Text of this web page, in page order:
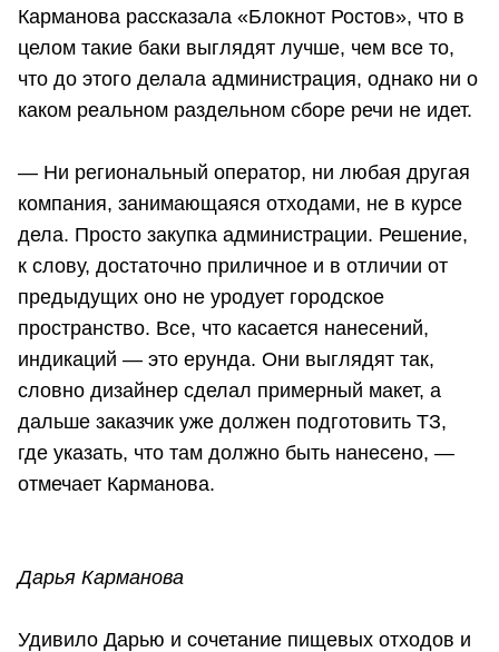
Карманова рассказала «Блокнот Ростов», что в
целом такие баки выглядят лучше, чем все то,
что до этого делала администрация, однако ни о
каком реальном раздельном сборе речи не идет.
— Ни региональный оператор, ни любая другая
компания, занимающаяся отходами, не в курсе
дела. Просто закупка администрации. Решение,
к слову, достаточно приличное и в отличии от
предыдущих оно не уродует городское
пространство. Все, что касается нанесений,
индикаций — это ерунда. Они выглядят так,
словно дизайнер сделал примерный макет, а
дальше заказчик уже должен подготовить ТЗ,
где указать, что там должно быть нанесено, —
отмечает Карманова.
Дарья Карманова
Удивило Дарью и сочетание пищевых отходов и